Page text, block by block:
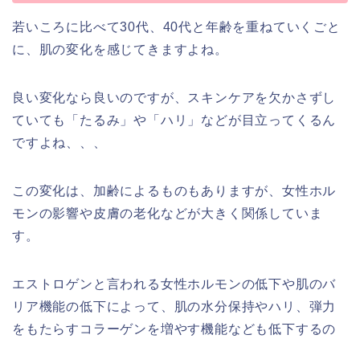
若いころに比べて30代、40代と年齢を重ねていくごと
に、肌の変化を感じてきますよね。
良い変化なら良いのですが、スキンケアを欠かさずし
ていても「たるみ」や「ハリ」などが目立ってくるん
ですよね、、、
この変化は、加齢によるものもありますが、女性ホル
モンの影響や皮膚の老化などが大きく関係していま
す。
エストロゲンと言われる女性ホルモンの低下や肌のバ
リア機能の低下によって、肌の水分保持やハリ、弾力
をもたらすコラーゲンを増やす機能なども低下するの